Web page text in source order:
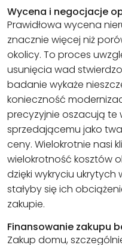
Wycena i negocjacje
Prawidłowa wycena
znacznie więcej niż
okolicy. To proces
usunięcia wad
badanie wykaże
konieczność
precyzyjnie oszacują te
sprzedającemu jako
ceny. Wielokrotnie nasi
wielokrotność kosztów
dzięki wykryciu
stałyby się ich
zakupie.
Finansowanie zakupu
Zakup domu,